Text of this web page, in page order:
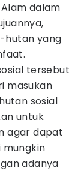
dalam
hutan yang
tersebut
masukan
sosial
untuk
agar dapat
mungkin
adanya